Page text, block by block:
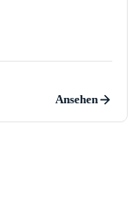
Ansehen